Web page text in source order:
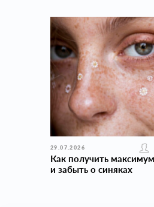
29.07.2026
Как получить
и забыть о синяках